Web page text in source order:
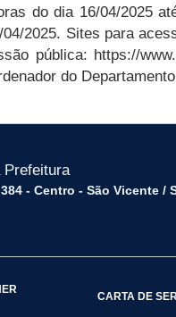
do dia 16/04/2025
04/2025. Sites para
pública: https://
do
Prefeitura
- Centro - São Vicente /
CARTA DE